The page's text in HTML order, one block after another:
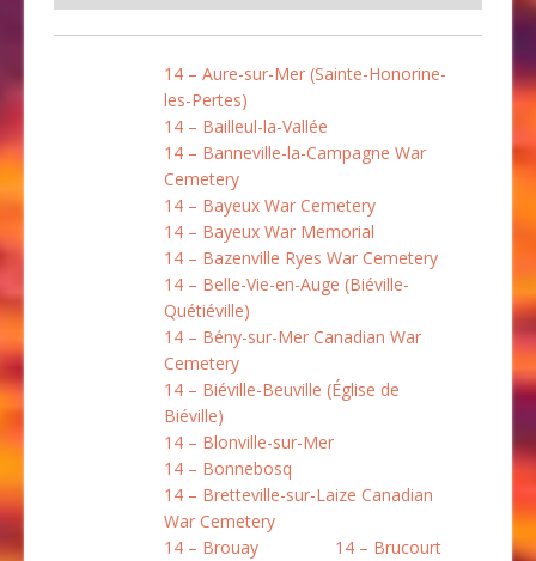
14 – Aure-sur-Mer (Sainte-Honorine-
les-Pertes)
14 – Bailleul-la-Vallée
14 – Banneville-la-Campagne War
Cemetery
14 – Bayeux War Cemetery
14 – Bayeux War Memorial
14 – Bazenville Ryes War Cemetery
14 – Belle-Vie-en-Auge (Biéville-
Quétiéville)
14 – Bény-sur-Mer Canadian War
Cemetery
14 – Biéville-Beuville (Église de
Biéville)
14 – Blonville-sur-Mer
14 – Bonnebosq
14 – Bretteville-sur-Laize Canadian
War Cemetery
14 – Brouay
14 – Brucourt